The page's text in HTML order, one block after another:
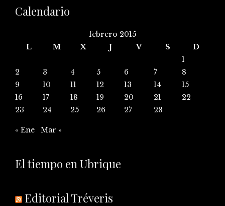
Calendario
febrero 2015
L
M X J V S
D
1
2
3 4 5 6 7
8
9
10 11 12 13 14
15
16
17 18 19 20 21
22
23
24 25 26 27 28
« Ene Mar »
El tiempo en Ubrique
Editorial Tréveris